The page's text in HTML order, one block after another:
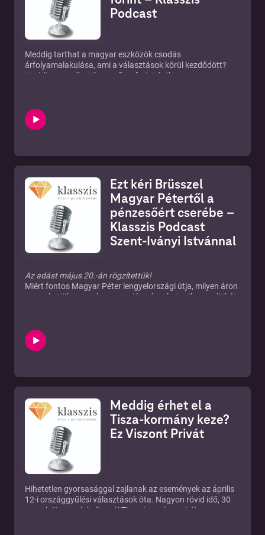
Podcast
Meddig tarthat a magyar eszközök csodás
árfolyamalakulása, ami a választások körül kezdődött?
Meddig maradhat ilyen erős a forint és ilyen magas a
drága energia is jobb annál, mintha egyáltalán nincs
energia. A Klasszis Podcastban ezúttal a HOLD Alapkezelő
portfólió-menedzsereit kérdeztük.
Ezt kéri Brüsszel
Magyar Pétertől a
pénzesőért cserébe –
Klasszis Podcast
Szent-Iványi Istvánnal
Az adást május 20.-án rögzítettük!
Miért fontos Magyar Péter lengyelországi útja, milyen áron
szerezhetjük meg végre az uniós pénzeket, milyen politikát
aktuális külpolitikai kérdések hátteréről is beszélt a
Klasszis Podcastban Szent-Iványi István. A külpolitikai
szakértőt Wéber Balázs külpolitikai újságíró, a
Meddig érhet el a
Tisza-kormány keze?
Ez Viszont Privát
Hihetetlen gyorsasággal zajlanak az események az április
12-i országgyűlési választások óta. Nagyon rövid idő, 30
nap alatt megalakult az új Tisza-kormány, a héten a